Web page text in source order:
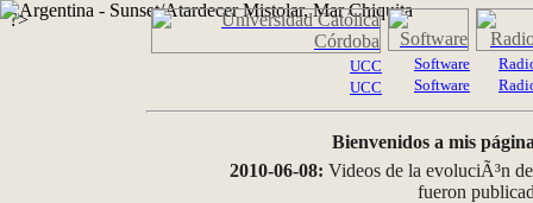
?>
UCC
UCC
Software
Software
Bienvenidos a mis
2010-06-08: Videos de la evoluciÃ³n
fueron